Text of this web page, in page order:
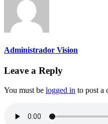
Administrador Vision
Leave a Reply
You must be logged in to post a